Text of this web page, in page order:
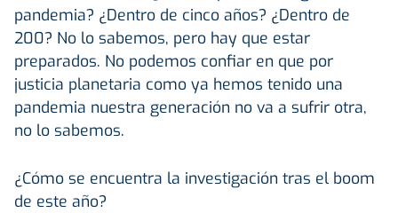
pandemia? ¿Dentro de cinco años? ¿Dentro de
200? No lo sabemos, pero hay que estar
preparados. No podemos confiar en que por
justicia planetaria como ya hemos tenido una
pandemia nuestra generación no va a sufrir otra,
no lo sabemos.
¿Cómo se encuentra la investigación tras el boom
de este año?